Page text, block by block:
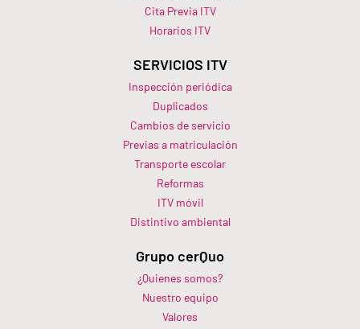
Cita Previa ITV
Horarios ITV​
SERVICIOS ITV
Inspección periódica
Duplicados
Cambios de servicio
Previas a matriculación
Transporte escolar
Reformas
ITV móvil
Distintivo ambiental
Grupo cerQuo
¿Quienes somos?
Nuestro equipo
Valores